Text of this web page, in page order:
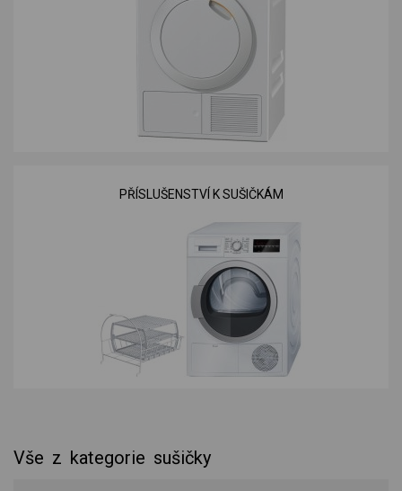
PŘÍSLUŠENSTVÍ K SUŠIČKÁM
Vše z kategorie sušičky